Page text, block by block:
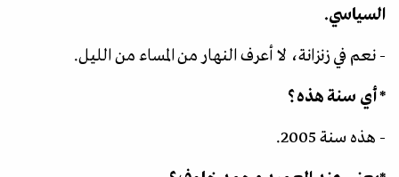
السياسي.
- نعم في زنزانة، لا أعرف النهار من المساء من الليل.
* أي سنة هذه؟
- هذه سنة 2005.